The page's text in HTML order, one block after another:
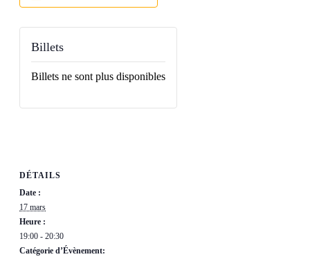
DÉTAILS
Date :
17 mars
Heure :
19:00 - 20:30
Catégorie d’Évènement:
Billets
Billets ne sont plus disponibles